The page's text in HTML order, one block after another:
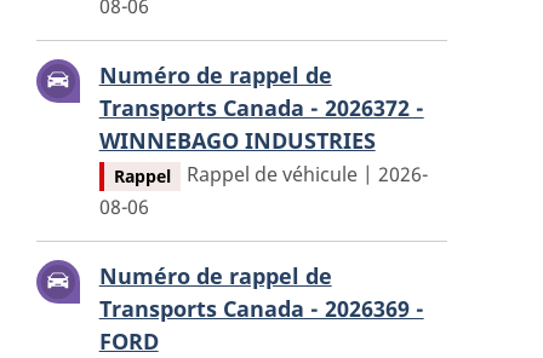
08-06
Numéro de rappel de
Transports Canada - 2026372 -
WINNEBAGO INDUSTRIES
Rappel
Rappel de véhicule | 2026-
08-06
Numéro de rappel de
Transports Canada - 2026369 -
FORD